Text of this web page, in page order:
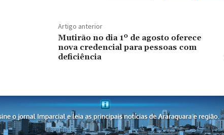
Artigo anterior
Mutirão no dia 1º de agosto oferece
nova credencial para pessoas com
deficiência